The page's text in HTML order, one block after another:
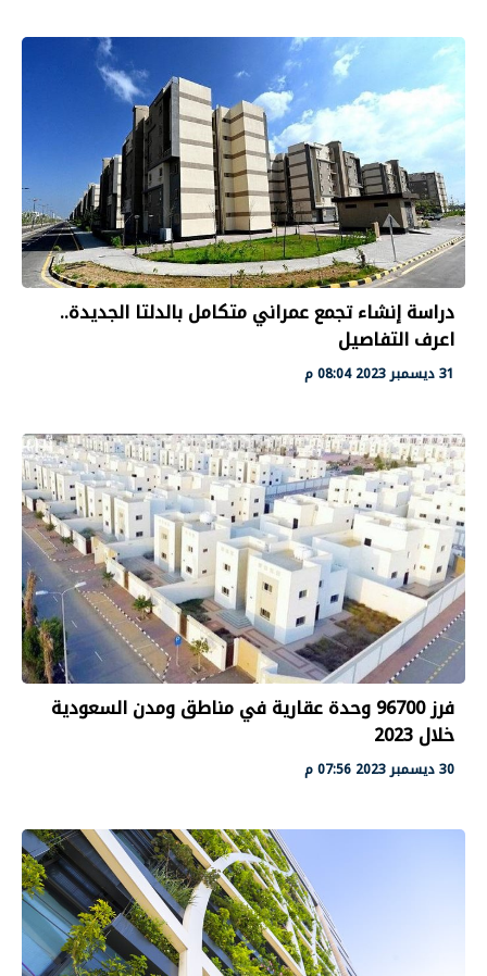
دراسة إنشاء تجمع عمراني متكامل بالدلتا الجديدة..
اعرف التفاصيل
31 ديسمبر 2023 08:04 م
فرز 96700 وحدة عقارية في مناطق ومدن السعودية
خلال 2023
30 ديسمبر 2023 07:56 م